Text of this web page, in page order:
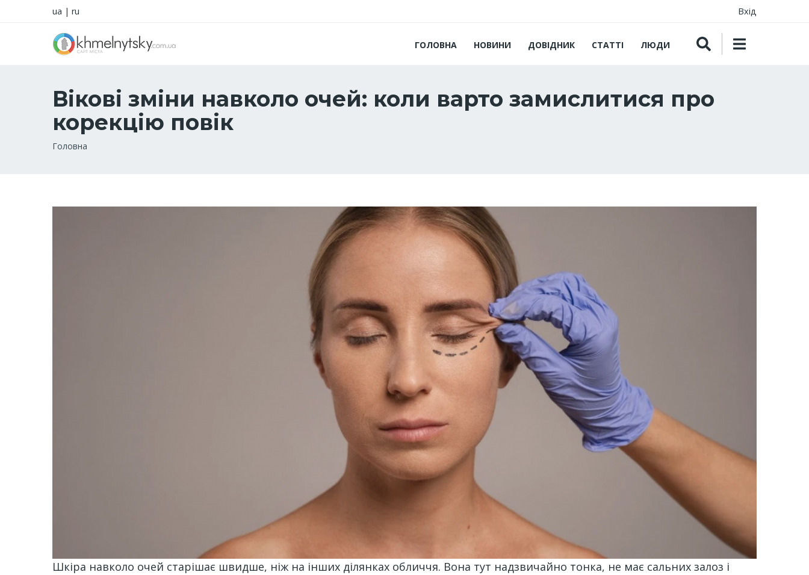
ua | ru Вхід
ГОЛОВНА НОВИНИ ДОВІДНИК СТАТТІ ЛЮДИ
Вікові зміни навколо очей: коли варто замислитися про
корекцію повік
Рядок
Головна
Шкіра навколо очей старішає швидше, ніж на інших ділянках обличчя. Вона тут надзвичайно тонка, не має сальних залоз і